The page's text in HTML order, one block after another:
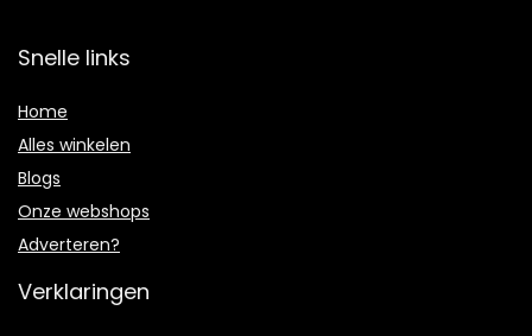
Snelle links
Home
Alles winkelen
Blogs
Onze webshops
Adverteren?
Verklaringen